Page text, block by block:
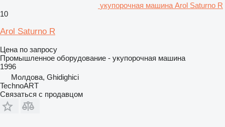
укупорочная машина Arol Saturno R
10
Arol Saturno R
Цена по запросу
Промышленное оборудование - укупорочная машина
1996
Молдова, Ghidighici
TechnoART
Связаться с продавцом